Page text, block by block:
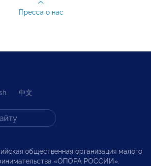
Пресса о нас
中文
общественная организация малого
«ОПОРА РОССИИ».